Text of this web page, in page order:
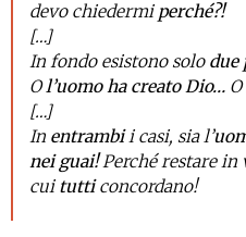
devo chiedermi perché?!
[…]
In fondo esistono solo due
Ol’uomo ha creato Dio… O
[…]
In entrambii casi, sia l’
nei guai!Perché restare in
cui tutticoncordano!